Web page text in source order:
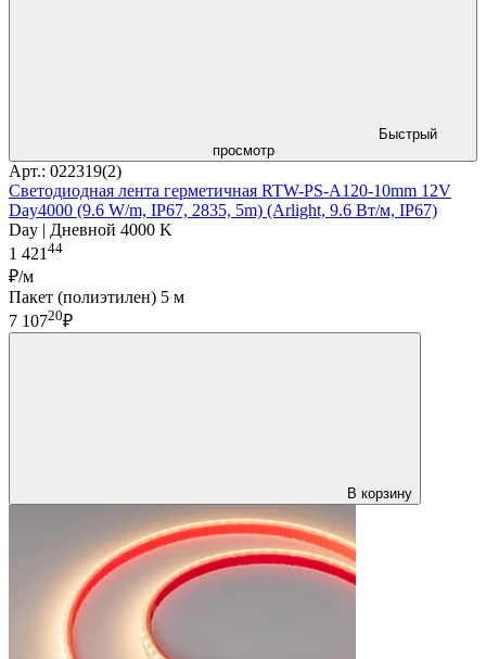
Быстрый
просмотр
Арт.: 022319(2)
Светодиодная лента герметичная RTW-PS-A120-10mm 12V
Day4000 (9.6 W/m, IP67, 2835, 5m) (Arlight, 9.6 Вт/м, IP67)
Day | Дневной 4000 K
1 421 44
₽/м
Пакет (полиэтилен) 5 м
7 10720₽
В корзину